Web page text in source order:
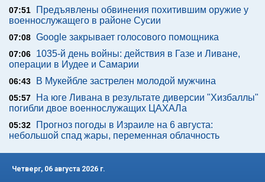
07:51
Предъявлены обвинения похитившим оружие у
военнослужащего в районе Сусии
07:08 Google закрывает голосового помощника
07:06
1035-й день войны: действия в Газе и Ливане,
операции в Иудее и Самарии
06:43 В Мукейбле застрелен молодой мужчина
05:57
На юге Ливана в результате диверсии "Хизбаллы"
погибли двое военнослужащих ЦАХАЛа
05:32
Прогноз погоды в Израиле на 6 августа:
небольшой спад жары, переменная облачность
Четверг, 06 августа 2026 г.